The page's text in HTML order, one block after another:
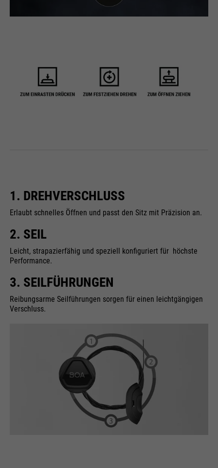
1. DREHVERSCHLUSS
Erlaubt schnelles Öffnen und passt den Sitz mit Präzision an.
2. SEIL
Leicht, strapazierfähig und speziell konfiguriert für höchste
Performance.
3. SEILFÜHRUNGEN
Reibungsarme Seilführungen sorgen für einen leichtgängigen
Verschluss.